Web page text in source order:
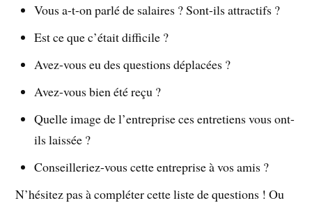
Vous a-t-on parlé de salaires ? Sont-ils attractifs ?
Est ce que c’était difficile ?
Avez-vous eu des questions déplacées ?
Avez-vous bien été reçu ?
Quelle image de l’entreprise ces entretiens vous ont-
ils laissée ?
Conseilleriez-vous cette entreprise à vos amis ?
N’hésitez pas à compléter cette liste de questions ! Ou